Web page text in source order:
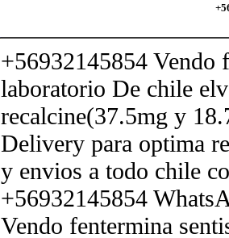
+56932145854 Vendo
laboratorio De chile
recalcine(37.5mg y
Delivery para optima
y envios a todo chile
+56932145854
Vendo fentermina